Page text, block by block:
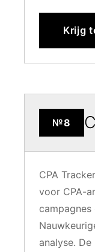
Krijg
№8
CPA
voor CPA-
analyse.